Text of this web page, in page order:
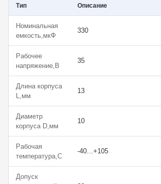
Тип Описание
Номинальная
емкость,мкФ
330
Рабочее
напряжение,В
35
Длина корпуса
L,мм
13
Диаметр
корпуса D,мм
10
Рабочая
температура,С
-40…+105
Допуск